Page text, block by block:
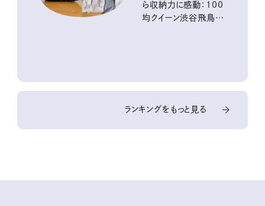
ら収納力に感動：100
均クイーン渋谷飛鳥の
ランキングをもっと見る